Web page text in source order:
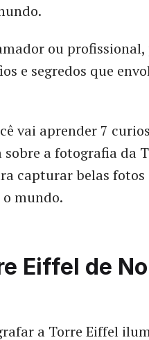
ou
e segredos que
vai aprender 7
sobre a fotografia da
capturar belas fotos
mundo.
Eiffel de
a Torre Eiffel